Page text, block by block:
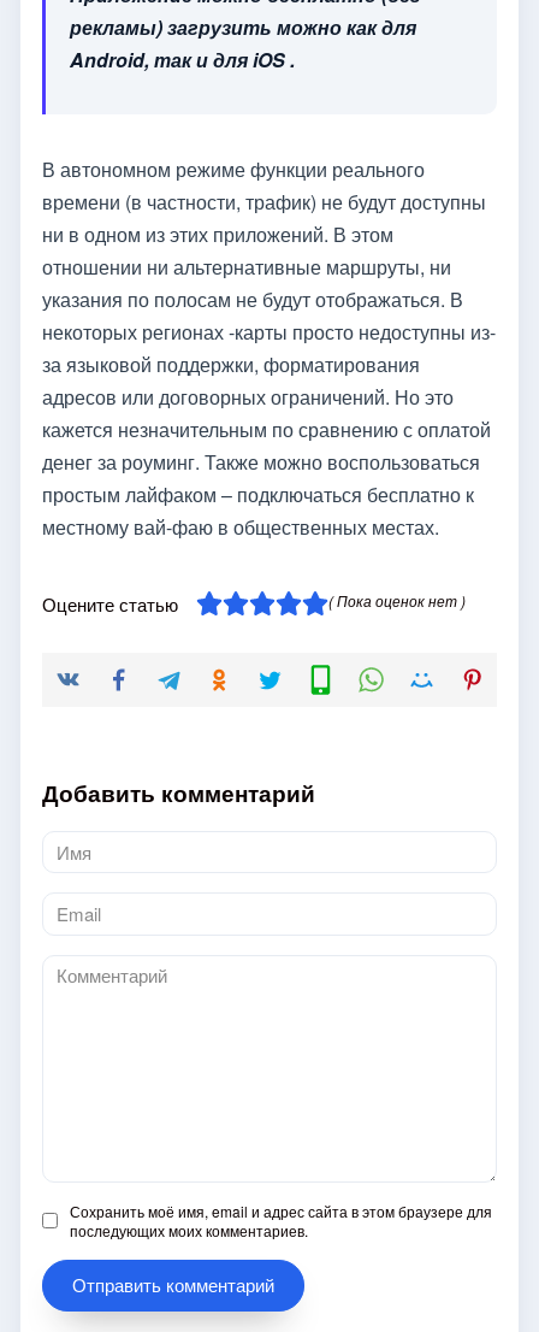
рекламы) загрузить можно как для
Android, так и для iOS .
В автономном режиме функции реального
времени (в частности, трафик) не будут доступны
ни в одном из этих приложений. В этом
отношении ни альтернативные маршруты, ни
указания по полосам не будут отображаться. В
некоторых регионах -карты просто недоступны из-
за языковой поддержки, форматирования
адресов или договорных ограничений. Но это
кажется незначительным по сравнению с оплатой
денег за роуминг. Также можно воспользоваться
простым лайфаком – подключаться бесплатно к
местному вай-фаю в общественных местах.
Оцените статью ( Пока оценок нет )
Добавить комментарий
Имя
*
Email
*
Комментарий
Сохранить моё имя, email и адрес сайта в этом браузере для
последующих моих комментариев.